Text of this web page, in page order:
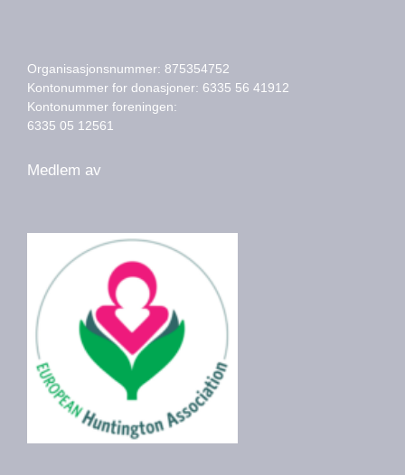
Organisasjonsnummer: 875354752
Kontonummer for donasjoner: 6335 56 41912
Kontonummer foreningen:
6335 05 12561
Medlem av